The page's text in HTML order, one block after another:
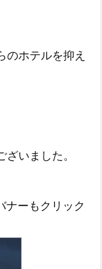
のホテルを抑え
いました。
ナーもクリック